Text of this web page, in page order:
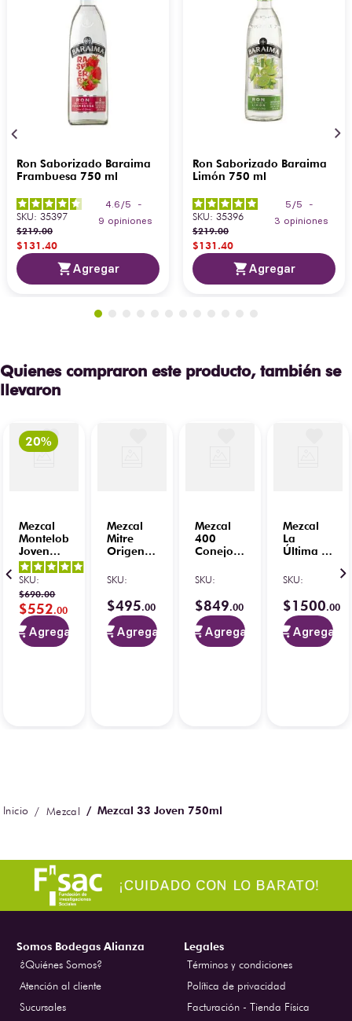
Ron Saborizado Baraima
Frambuesa 750 ml
4.6 /5
-
9 opiniones
SKU: 35397
$219.00
$131.40
Agregar
Ron Saborizado Baraima
Limón 750 ml
5 /5
-
3 opiniones
SKU: 35396
$219.00
$131.40
Agregar
Quienes compraron este producto, también se
llevaron
4/ 5-
Mezcal
Montelobos
Joven
750 ml
60opiniones
SKU:
$690.00
$552.00
Agregar
Mezcal
Mitre
Origen
Joven
C/Tamborines
250 ml
SKU:
$495.00
Agregar
Mezcal
400
Conejos
100%
Salvaje
700 ml
SKU:
$849.00
Agregar
Mezcal
La
Última Y
Vamos
Coyote
750 ml
SKU:
$1500.00
Agregar
Mezcal Mezcal 33 Joven 750ml
Somos Bodegas Alianza
¿Quiénes Somos?
Atención al cliente
Sucursales
Legales
Términos y condiciones
Política de privacidad
Facturación - Tienda Física